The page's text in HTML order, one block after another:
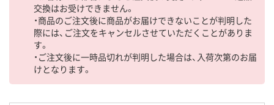
交換はお受けできません。
・商品のご注文後に商品がお届けできないことが判明した
際には、ご注文をキャンセルさせていただくことがありま
す。
・ご注文後に一時品切れが判明した場合は、入荷次第のお届
けとなります。